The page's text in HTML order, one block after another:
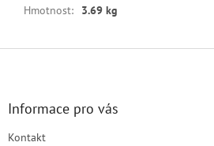
Hmotnost: 3.69 kg
Informace pro vás
Kontakt